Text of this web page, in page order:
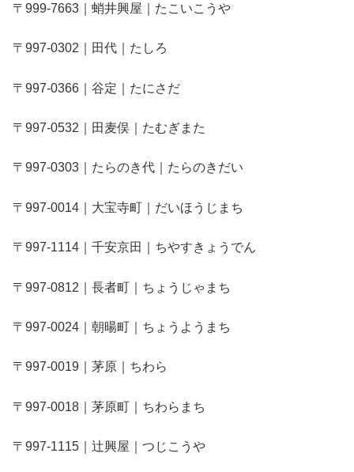
〒999-7663｜蛸井興屋｜たこいこうや
〒997-0302｜田代｜たしろ
〒997-0366｜谷定｜たにさだ
〒997-0532｜田麦俣｜たむぎまた
〒997-0303｜たらのき代｜たらのきだい
〒997-0014｜大宝寺町｜だいほうじまち
〒997-1114｜千安京田｜ちやすきょうでん
〒997-0812｜長者町｜ちょうじゃまち
〒997-0024｜朝暘町｜ちょうようまち
〒997-0019｜茅原｜ちわら
〒997-0018｜茅原町｜ちわらまち
〒997-1115｜辻興屋｜つじこうや